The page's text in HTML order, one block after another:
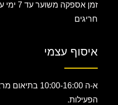
זמן אספקה משוער עד 7 ימי עסקים-
חריגים
איסוף עצמי
א-ה 10:00-16:00
הפעילות.